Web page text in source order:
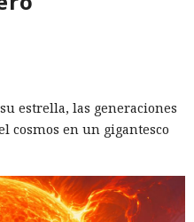
estrella, las generaciones
cosmos en un gigantesco